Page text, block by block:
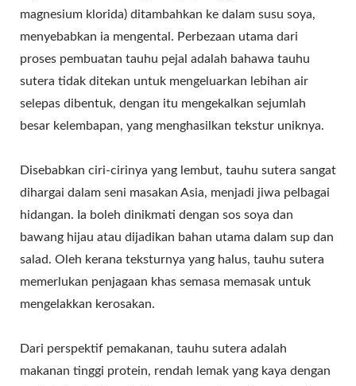
magnesium klorida) ditambahkan ke dalam susu soya,
menyebabkan ia mengental. Perbezaan utama dari
proses pembuatan tauhu pejal adalah bahawa tauhu
sutera tidak ditekan untuk mengeluarkan lebihan air
selepas dibentuk, dengan itu mengekalkan sejumlah
besar kelembapan, yang menghasilkan tekstur uniknya.
Disebabkan ciri-cirinya yang lembut, tauhu sutera sangat
dihargai dalam seni masakan Asia, menjadi jiwa pelbagai
hidangan. Ia boleh dinikmati dengan sos soya dan
bawang hijau atau dijadikan bahan utama dalam sup dan
salad. Oleh kerana teksturnya yang halus, tauhu sutera
memerlukan penjagaan khas semasa memasak untuk
mengelakkan kerosakan.
Dari perspektif pemakanan, tauhu sutera adalah
makanan tinggi protein, rendah lemak yang kaya dengan